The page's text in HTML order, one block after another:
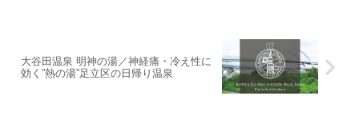
大谷田温泉 明神の湯／神経痛・冷え性に
効く”熱の湯”足立区の日帰り温泉